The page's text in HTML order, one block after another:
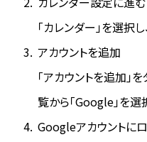
「カレンダー」を選択し
アカウントを追加
「アカウントを追加」
覧から「Google」を選
Googleアカウントに